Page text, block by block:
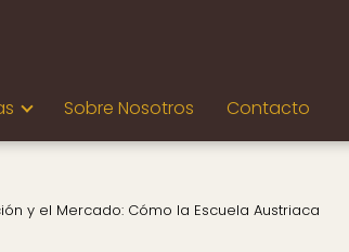
Sobre Nosotros Contacto
y el Mercado: Cómo la Escuela Austriaca